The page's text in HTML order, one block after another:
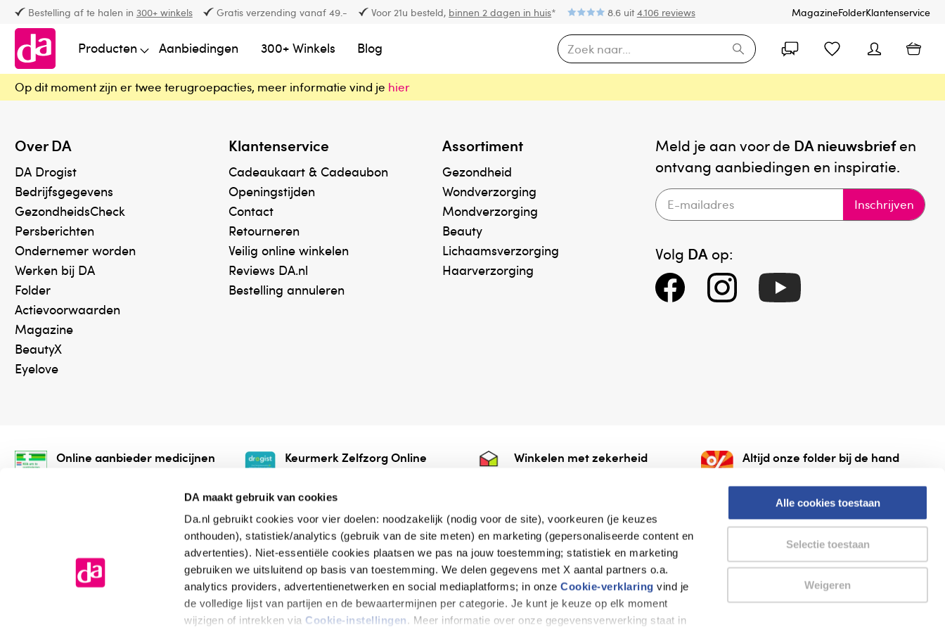
DA maakt gebruik van cookies
Da.nl gebruikt cookies voor vier doelen: noodzakelijk (nodig voor de site), voorkeuren (je keuzes
onthouden), statistiek/analytics (gebruik van de site meten) en marketing (gepersonaliseerde content en
advertenties). Niet-essentiële cookies plaatsen we pas na jouw toestemming; statistiek en marketing
gebruiken we uitsluitend op basis van toestemming. We delen gegevens met X aantal partners o.a.
analytics providers, advertentienetwerken en social mediaplatforms; in onzeCookie-verklaring vind je
de volledige lijst van partijen en de bewaartermijnen per categorie. Je kunt je keuze op elk moment
wijzigen of intrekken via Cookie-instellingen. Meer informatie over onze gegevensverwerking staat in
Alle cookies toestaan
Selectie toestaan
Weigeren
Bestelling af te halen in 300+ winkels Gratis verzending vanaf 49.- Voor 21u besteld, binnen 2 dagen in huis* 8.6 uit4.106 reviews MagazineFolderKlantenservice
Producten Aanbiedingen 300+ Winkels Blog
Op dit moment zijn er twee terugroepacties, meer informatie vind je hier
Over DA
DA Drogist
Bedrijfsgegevens
GezondheidsCheck
Persberichten
Ondernemer worden
Werken bij DA
Folder
Actievoorwaarden
Magazine
BeautyX
Eyelove
Klantenservice
Cadeaukaart & Cadeaubon
Openingstijden
Contact
Retourneren
Veilig online winkelen
Reviews DA.nl
Bestelling annuleren
Assortiment
Gezondheid
Wondverzorging
Mondverzorging
Beauty
Lichaamsverzorging
Haarverzorging
Meld je aan voor de DA nieuwsbriefen
ontvang aanbiedingen en inspiratie.
Inschrijven
Volg DA op:
Online aanbieder medicijnen
onze webshop mag verkopen.
Keurmerk Zelfzorg Online
online.
Winkelen met zekerheid Altijd onze folder bij de hand
AlleFolders.
de vriendelijke specialist
Algemene voorwaarden Cookieverklaring Disclaimer Privacy verklaring Thuiswinkel waarborg